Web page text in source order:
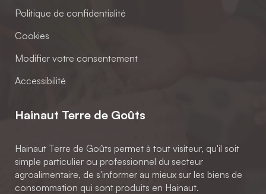
Politique de confidentialité
Cookies
Modifier votre consentement
Accessibilité
Hainaut Terre de Goûts
Hainaut Terre de Goûts permet à tout visiteur, qu'il soit
simple particulier ou professionnel du secteur
agroalimentaire, de s'informer au mieux sur les biens de
consommation qui sont produits en Hainaut.